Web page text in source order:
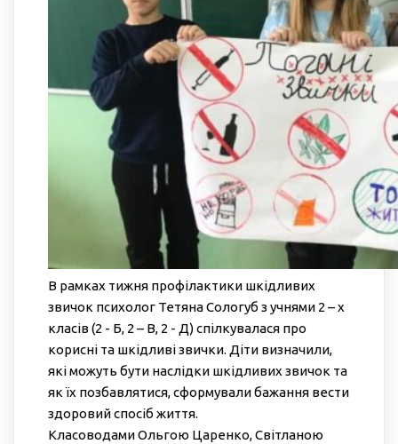
В рамках тижня профілактики шкідливих
звичок психолог Тетяна Сологуб з учнями 2 – х
класів (2 - Б, 2 – В, 2 - Д) спілкувалася про
корисні та шкідливі звички. Діти визначили,
які можуть бути наслідки шкідливих звичок та
як їх позбавлятися, сформували бажання вести
здоровий спосіб життя.
Класоводами Ольгою Царенко, Світланою